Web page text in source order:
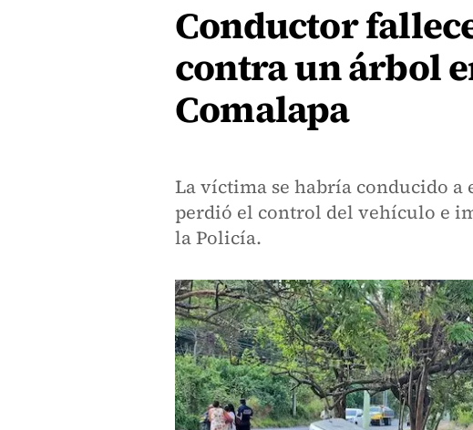
Conductor
contra un árbol
Comalapa
La víctima se habría conducido a
perdió el control del vehículo e
la Policía.